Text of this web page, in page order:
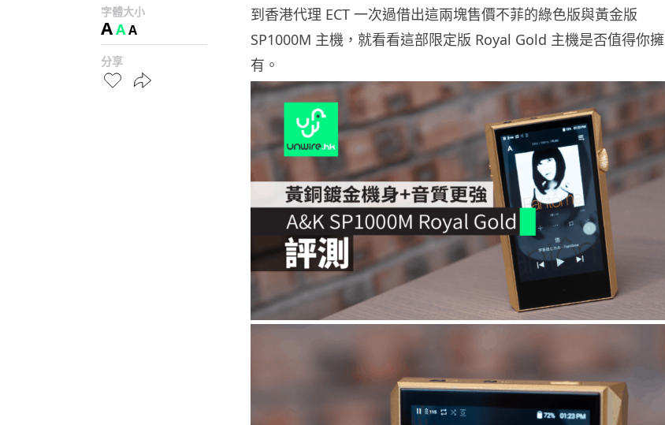
字體大小
AAA
分享
到香港代理 ECT 一次過借出這兩塊售價不菲的綠色版與黃金版
SP1000M 主機，就看看這部限定版 Royal Gold 主機是否值得你擁
有。